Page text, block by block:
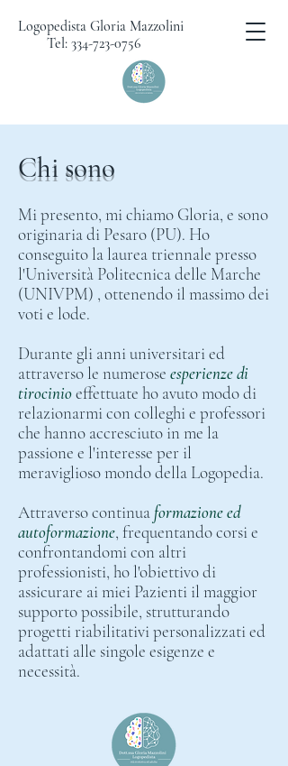
Logopedista Gloria Mazzolini
Tel: 334-723-0756
Chi sono
Mi presento, mi chiamo Gloria, e sono
originaria di Pesaro (PU). Ho
conseguito la laurea triennale presso
l'Università Politecnica delle Marche
(UNIVPM) , ottenendo il massimo dei
voti e lode.
Durante gli anni universitari ed
attraverso le numerose esperienze di
tirocinioeffettuate ho avuto modo di
relazionarmi con colleghi e professori
che hanno accresciuto in me la
passione e l'interesse per il
meraviglioso mondo della Logopedia.
Attraverso continua formazione ed
autoformazione, frequentando corsi e
confrontandomi con altri
professionisti, ho l'obiettivo di
assicurare ai miei Pazienti il maggior
supporto possibile, strutturando
progetti riabilitativi personalizzati ed
adattati alle singole esigenze e
necessità.